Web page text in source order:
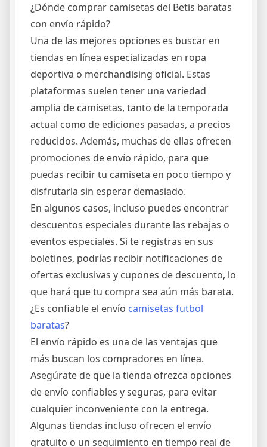
¿Dónde comprar camisetas del Betis baratas
con envío rápido?
Una de las mejores opciones es buscar en
tiendas en línea especializadas en ropa
deportiva o merchandising oficial. Estas
plataformas suelen tener una variedad
amplia de camisetas, tanto de la temporada
actual como de ediciones pasadas, a precios
reducidos. Además, muchas de ellas ofrecen
promociones de envío rápido, para que
puedas recibir tu camiseta en poco tiempo y
disfrutarla sin esperar demasiado.
En algunos casos, incluso puedes encontrar
descuentos especiales durante las rebajas o
eventos especiales. Si te registras en sus
boletines, podrías recibir notificaciones de
ofertas exclusivas y cupones de descuento, lo
que hará que tu compra sea aún más barata.
¿Es confiable el envío camisetas futbol
baratas?
El envío rápido es una de las ventajas que
más buscan los compradores en línea.
Asegúrate de que la tienda ofrezca opciones
de envío confiables y seguras, para evitar
cualquier inconveniente con la entrega.
Algunas tiendas incluso ofrecen el envío
gratuito o un seguimiento en tiempo real de